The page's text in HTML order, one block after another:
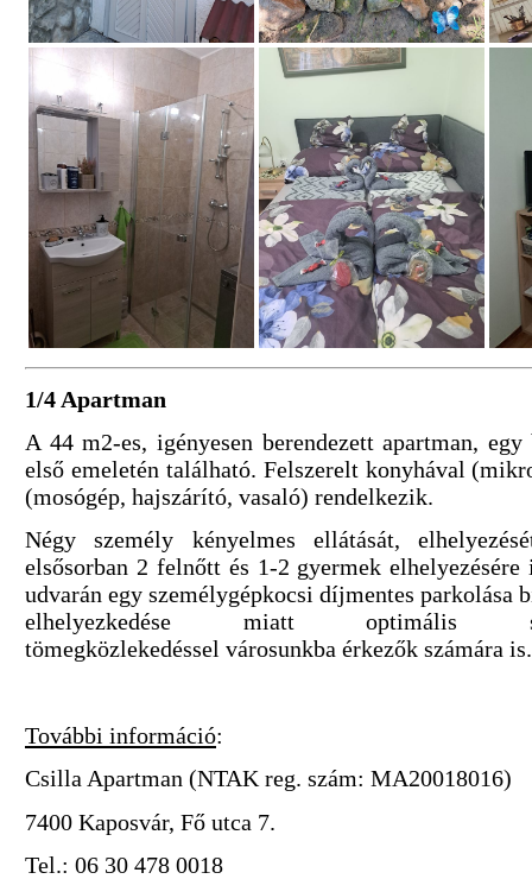
1/4 Apartman
A 44 m2-es, igényesen berendezett apartman, egy
első emeletén található. Felszerelt konyhával
(mosógép, hajszárító, vasaló) rendelkezik.
Négy személy kényelmes ellátását,
elsősorban 2 felnőtt és 1-2 gyermek elhelyezésére
udvarán egy személygépkocsi díjmentes parkolása
elhelyezkedése miatt optimális
tömegközlekedéssel városunkba érkezők számára is.
További információ:
Csilla Apartman (NTAK reg. szám: MA20018016)
7400 Kaposvár, Fő utca 7.
Tel.: 06 30 478 0018